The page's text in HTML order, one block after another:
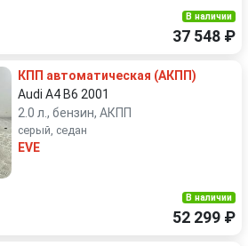
В наличии
37 548 ₽
КПП автоматическая (АКПП)
Audi A4 B6 2001
2.0 л., бензин, АКПП
серый, седан
EVE
В наличии
52 299 ₽